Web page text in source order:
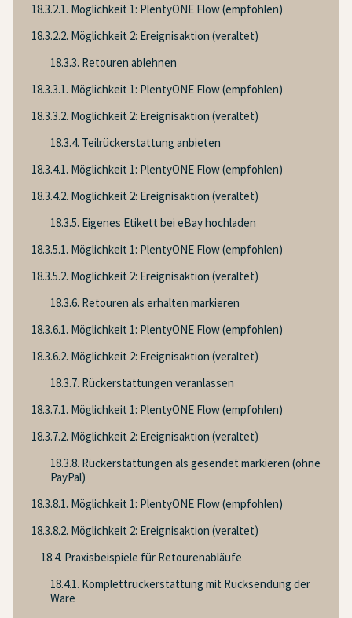
18.3.2.1. Möglichkeit 1: PlentyONE Flow (empfohlen)
18.3.2.2. Möglichkeit 2: Ereignisaktion (veraltet)
18.3.3. Retouren ablehnen
18.3.3.1. Möglichkeit 1: PlentyONE Flow (empfohlen)
18.3.3.2. Möglichkeit 2: Ereignisaktion (veraltet)
18.3.4. Teilrückerstattung anbieten
18.3.4.1. Möglichkeit 1: PlentyONE Flow (empfohlen)
18.3.4.2. Möglichkeit 2: Ereignisaktion (veraltet)
18.3.5. Eigenes Etikett bei eBay hochladen
18.3.5.1. Möglichkeit 1: PlentyONE Flow (empfohlen)
18.3.5.2. Möglichkeit 2: Ereignisaktion (veraltet)
18.3.6. Retouren als erhalten markieren
18.3.6.1. Möglichkeit 1: PlentyONE Flow (empfohlen)
18.3.6.2. Möglichkeit 2: Ereignisaktion (veraltet)
18.3.7. Rückerstattungen veranlassen
18.3.7.1. Möglichkeit 1: PlentyONE Flow (empfohlen)
18.3.7.2. Möglichkeit 2: Ereignisaktion (veraltet)
18.3.8. Rückerstattungen als gesendet markieren (ohne
PayPal)
18.3.8.1. Möglichkeit 1: PlentyONE Flow (empfohlen)
18.3.8.2. Möglichkeit 2: Ereignisaktion (veraltet)
18.4. Praxisbeispiele für Retourenabläufe
18.4.1. Komplettrückerstattung mit Rücksendung der
Ware